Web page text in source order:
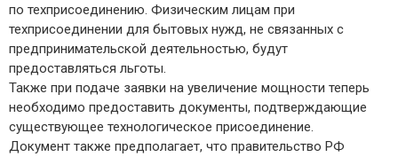
по техприсоединению. Физическим лицам при
техприсоединении для бытовых нужд, не связанных с
предпринимательской деятельностью, будут
предоставляться льготы.
Также при подаче заявки на увеличение мощности теперь
необходимо предоставить документы, подтверждающие
существующее технологическое присоединение.
Документ также предполагает, что правительство РФ